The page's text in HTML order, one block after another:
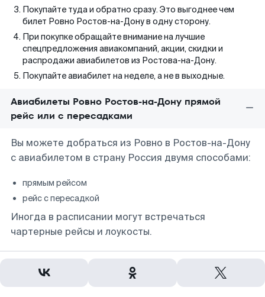
Покупайте туда и обратно сразу. Это выгоднее чем
билет Ровно Ростов-на-Дону в одну сторону.
При покупке обращайте внимание на лучшие
спецпредложения авиакомпаний, акции, скидки и
распродажи авиабилетов из Ростова-на-Дону.
Покупайте авиабилет на неделе, а не в выходные.
Авиабилеты Ровно Ростов-на-Дону прямой
рейс или с пересадками
Вы можете добраться из Ровно в Ростов-на-Дону
с авиабилетом в страну Россия двумя способами:
прямым рейсом
рейс с пересадкой
Иногда в расписании могут встречаться
чартерные рейсы и лоукосты.